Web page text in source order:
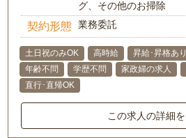
グ、その他のお掃除
契約形態 業務委託
土日祝のみOK 高時給 昇給･昇格あり
年齢不問
学歴不問 家政婦の求人
直行･直帰OK
この求人の詳細